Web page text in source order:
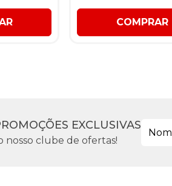
COMPRAR
EXCLUSIVAS
nosso clube de ofertas!